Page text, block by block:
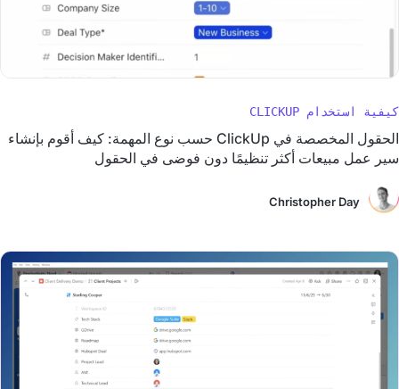
كيفية استخدام CLICKUP
الحقول المخصصة في ClickUp حسب نوع المهمة: كيف أقوم بإنشاء
سير عمل مبيعات أكثر تنظيمًا دون فوضى في الحقول
Christopher Day